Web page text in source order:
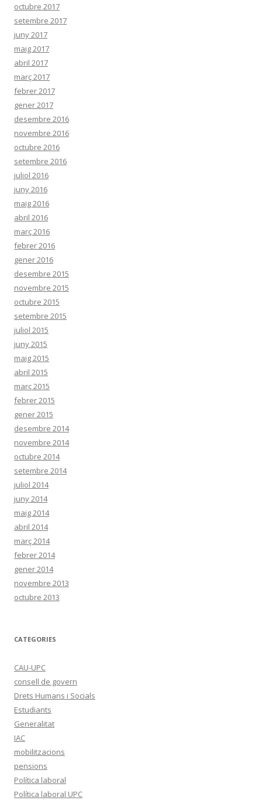
octubre 2017
setembre 2017
juny 2017
maig 2017
abril 2017
març 2017
febrer 2017
gener 2017
desembre 2016
novembre 2016
octubre 2016
setembre 2016
juliol 2016
juny 2016
maig 2016
abril 2016
març 2016
febrer 2016
gener 2016
desembre 2015
novembre 2015
octubre 2015
setembre 2015
juliol 2015
juny 2015
maig 2015
abril 2015
març 2015
febrer 2015
gener 2015
desembre 2014
novembre 2014
octubre 2014
setembre 2014
juliol 2014
juny 2014
maig 2014
abril 2014
març 2014
febrer 2014
gener 2014
novembre 2013
octubre 2013
CATEGORIES
CAU-UPC
consell de govern
Drets Humans i Socials
Estudiants
Generalitat
IAC
mobilitzacions
pensions
Política laboral
Política laboral UPC